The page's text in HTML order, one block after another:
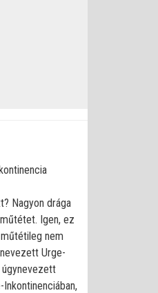
Nagyon drága
Igen, ez
nem
Urge-
úgynevezett